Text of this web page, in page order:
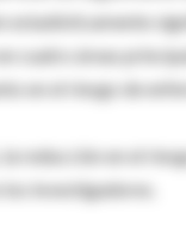
estadísticamente
cuatro áreas
en el riesgo de
la reducción en el
los investigadores.